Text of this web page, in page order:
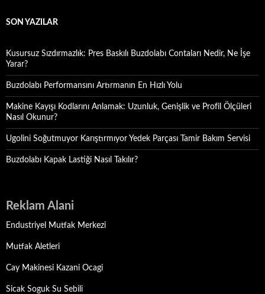
SON YAZILAR
Kusursuz Sızdırmazlık: Pres Baskılı Buzdolabı Contaları Nedir, Ne İşe
Yarar?
Buzdolabı Performansını Artırmanın En Hızlı Yolu
Makine Kayışı Kodlarını Anlamak: Uzunluk, Genişlik ve Profil Ölçüleri
Nasıl Okunur?
Ugolini Soğutmuyor Karıştırmıyor Yedek Parçası Tamir Bakım Servisi
Buzdolabı Kapak Lastiği Nasıl Takılır?
Reklam Alani
Endustriyel Mutfak Merkezi
Mutfak Aletleri
Cay Makinesi Kazani Ocagi
Sicak Soguk Su Sebili